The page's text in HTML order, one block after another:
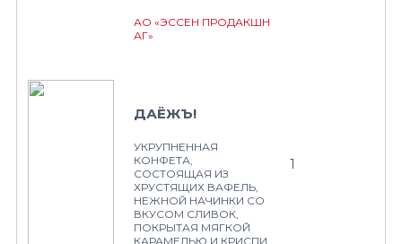
АО «ЭССЕН ПРОДАКШН
АГ»
ДАЁЖЪ!
УКРУПНЕННАЯ
КОНФЕТА,
СОСТОЯЩАЯ ИЗ
ХРУСТЯЩИХ ВАФЕЛЬ,
НЕЖНОЙ НАЧИНКИ СО
ВКУСОМ СЛИВОК,
ПОКРЫТАЯ МЯГКОЙ
КАРАМЕЛЬЮ И КРИСПИ
1